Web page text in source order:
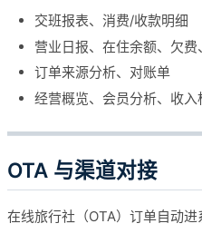
交班报表、消费/收款明细
营业日报、在住余额、欠费
订单来源分析、对账单
经营概览、会员分析、收
OTA 与渠道对接
在线旅行社（OTA）订单自动进